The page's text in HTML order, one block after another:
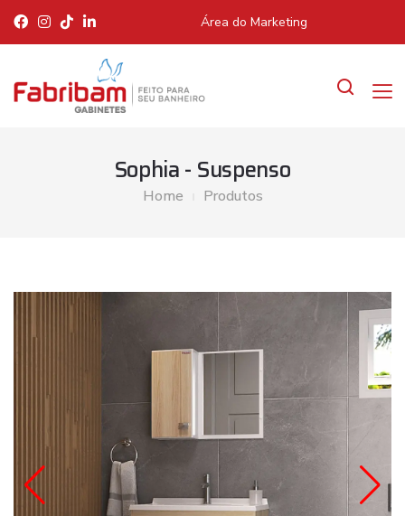
Área do Marketing
Sophia - Suspenso
Home Produtos